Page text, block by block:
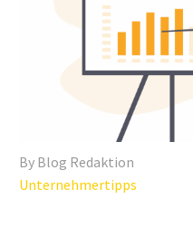
By Blog Redaktion
Unternehmertipps